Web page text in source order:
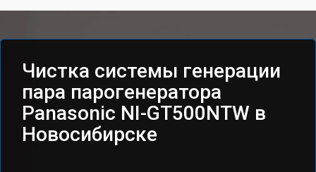
Чистка системы генерации
пара парогенератора
Panasonic NI-GT500NTW в
Новосибирске